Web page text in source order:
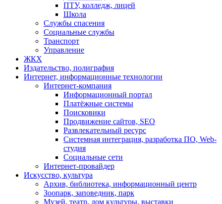
ПТУ, колледж, лицей
Школа
Службы спасения
Социальные службы
Транспорт
Управление
ЖКХ
Издательство, полиграфия
Интернет, информационные технологии
Интернет-компания
Информационный портал
Платёжные системы
Поисковики
Продвижение сайтов, SEO
Развлекательный ресурс
Системная интеграция, разработка ПО, Web-
студия
Социальные сети
Интернет-провайдер
Искусство, культура
Архив, библиотека, информационный центр
Зоопарк, заповедник, парк
Музей, театр, дом культуры, выставки